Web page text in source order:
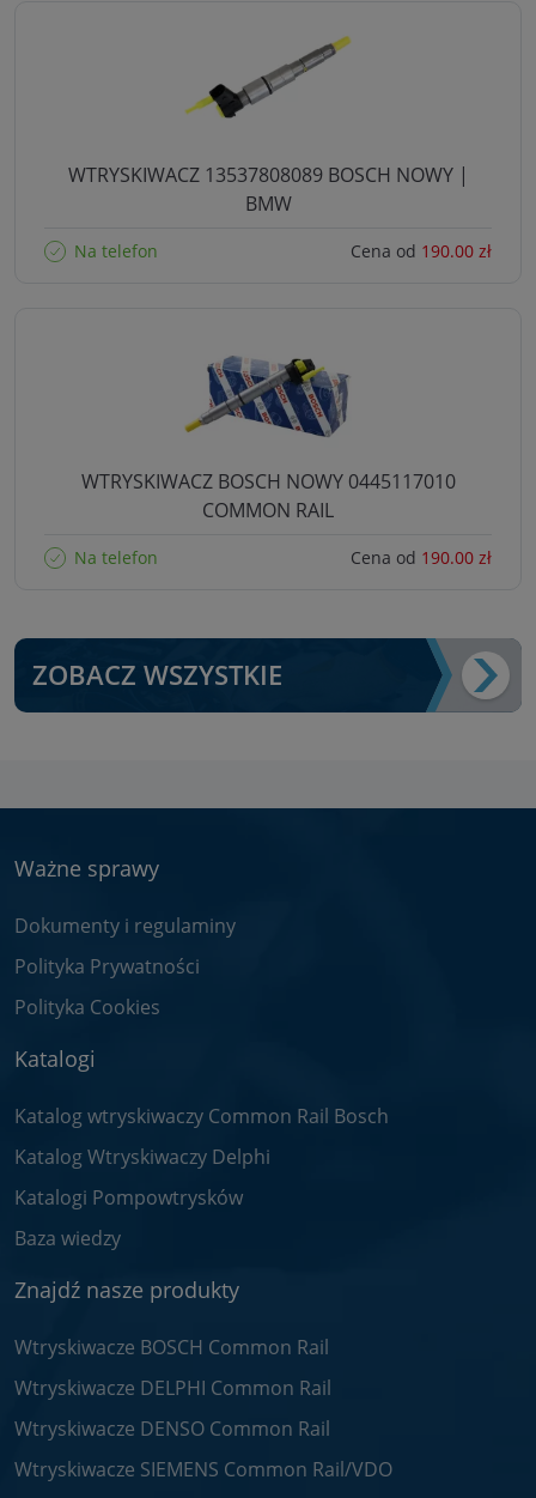
WTRYSKIWACZ 13537808089 BOSCH NOWY |
BMW
Na telefon Cena od 190.00 zł
WTRYSKIWACZ BOSCH NOWY 0445117010
COMMON RAIL
Na telefon Cena od 190.00 zł
ZOBACZ WSZYSTKIE
Ważne sprawy
Dokumenty i regulaminy
Polityka Prywatności
Polityka Cookies
Katalogi
Katalog wtryskiwaczy Common Rail Bosch
Katalog Wtryskiwaczy Delphi
Katalogi Pompowtrysków
Baza wiedzy
Znajdź nasze produkty
Wtryskiwacze BOSCH Common Rail
Wtryskiwacze DELPHI Common Rail
Wtryskiwacze DENSO Common Rail
Wtryskiwacze SIEMENS Common Rail/VDO